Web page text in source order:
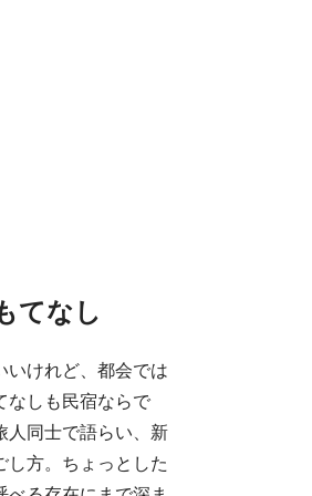
てなし
いけれど、都会では
なしも民宿ならで
人同士で語らい、新
し方。ちょっとした